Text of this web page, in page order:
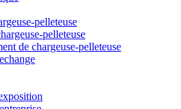
pelleteuse
pelleteuse
de chargeuse-pelleteuse